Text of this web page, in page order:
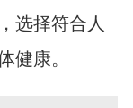
选择符合人
健康。